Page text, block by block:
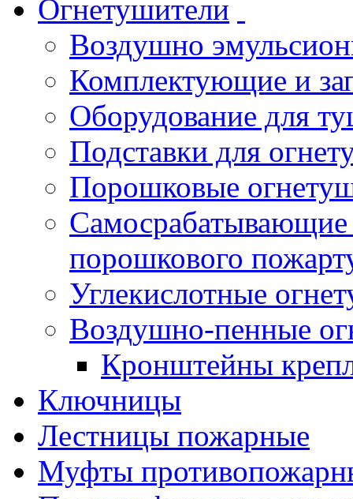
Огнетушители
Воздушно
Комплектующие и
Оборудование для
Подставки для
Порошковые
порошкового
Углекислотные
Воздушно-пенные
Кронштейны
Ключницы
Лестницы пожарные
Муфты